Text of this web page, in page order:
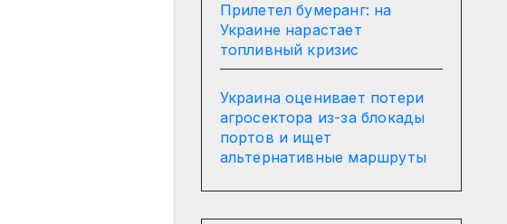
Прилетел бумеранг: на
Украине нарастает
топливный кризис
Украина оценивает потери
агросектора из-за блокады
портов и ищет
альтернативные маршруты